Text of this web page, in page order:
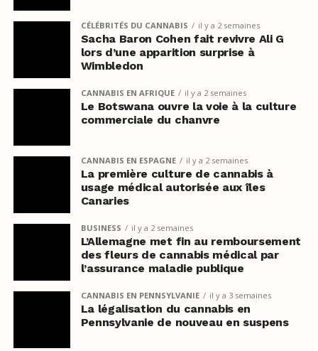
CÉLÉBRITÉS DU CANNABIS il y a 2 semaines
Sacha Baron Cohen fait revivre Ali G
lors d’une apparition surprise à
Wimbledon
CANNABIS EN AFRIQUE il y a 2 semaines
Le Botswana ouvre la voie à la culture
commerciale du chanvre
CANNABIS EN ESPAGNE il y a 2 semaines
La première culture de cannabis à
usage médical autorisée aux îles
Canaries
BUSINESS il y a 2 semaines
L’Allemagne met fin au remboursement
des fleurs de cannabis médical par
l’assurance maladie publique
CANNABIS EN PENNSYLVANIE il y a 3 semaines
La légalisation du cannabis en
Pennsylvanie de nouveau en suspens